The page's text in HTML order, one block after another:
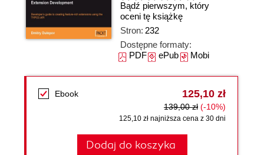
Bądź pierwszym, który
oceni tę książkę
Stron: 232
Dostępne formaty:
PDFePubMobi
Ebook 125,10 zł
139,00 zł (-10%)
125,10 zł najniższa cena z 30 dni
Dodaj do koszyka